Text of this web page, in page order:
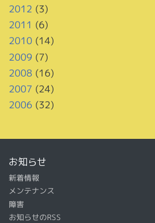
2012 (3)
2011 (6)
2010(14)
2009 (7)
2008 (16)
2007 (24)
2006 (32)
お知らせ
新着情報
メンテナンス
障害
お知らせのRSS